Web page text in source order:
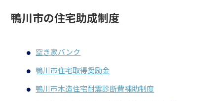
鴨川市の住宅助成制度
空き家バンク
鴨川市住宅取得奨励金
鴨川市木造住宅耐震診断費補助制度